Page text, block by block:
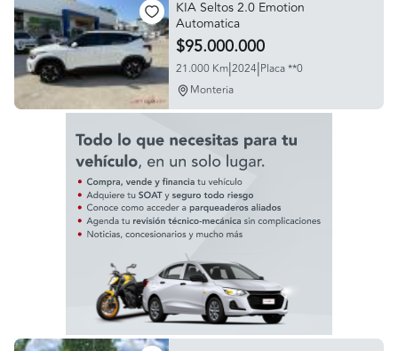
KIA Seltos 2.0 Emotion
Automatica
$95.000.000
21.000 Km|2024|Placa **0
Monteria